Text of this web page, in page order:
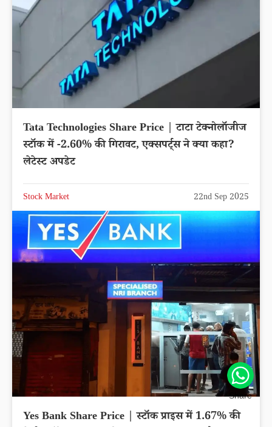
Tata Technologies Share Price | टाटा टेक्नोलॉजीज
स्टॉक में -2.60% की गिरावट, एक्सपर्ट्स ने क्या कहा?
लेटेस्ट अपडेट
Stock Market 22nd Sep 2025
Yes Bank Share Price | स्टॉक प्राइस में 1.67% की
Share